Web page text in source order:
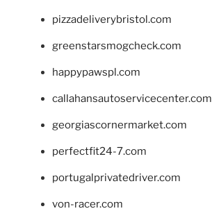
pizzadeliverybristol.com
greenstarsmogcheck.com
happypawspl.com
callahansautoservicecenter.com
georgiascornermarket.com
perfectfit24-7.com
portugalprivatedriver.com
von-racer.com